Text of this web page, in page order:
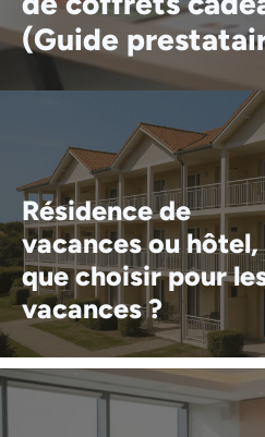
(Guide
Résidence de
vacances ou hôtel,
que choisir pour
vacances ?